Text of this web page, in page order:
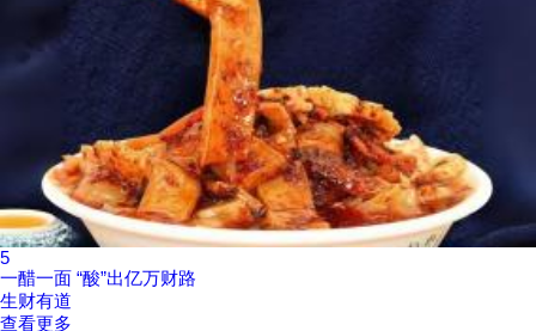
5
一醋一面 “酸”出亿万财路
生财有道
查看更多